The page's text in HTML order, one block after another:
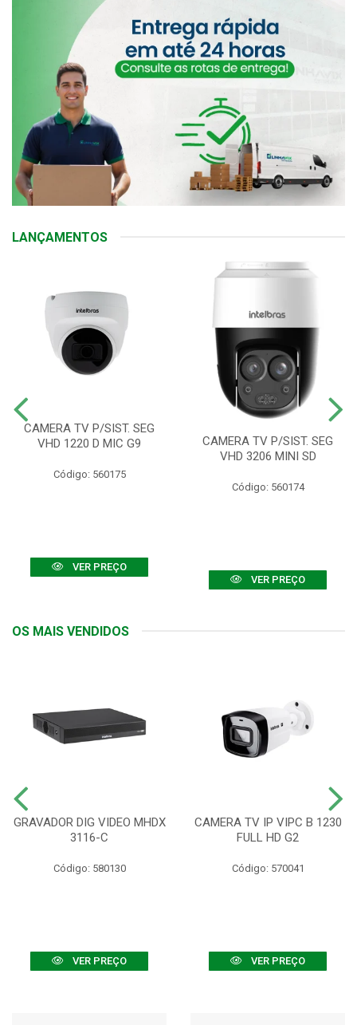
LANÇAMENTOS
CAMERA TV P/SIST. SEG
VHD 1220 D MIC G9
Código: 560175
VER PREÇO
CAMERA TV P/SIST. SEG
VHD 3206 MINI SD
Código: 560174
VER PREÇO
OS MAIS VENDIDOS
GRAVADOR DIG VIDEO MHDX
3116-C
Código: 580130
VER PREÇO
CAMERA TV IP VIPC B 1230
FULL HD G2
Código: 570041
VER PREÇO